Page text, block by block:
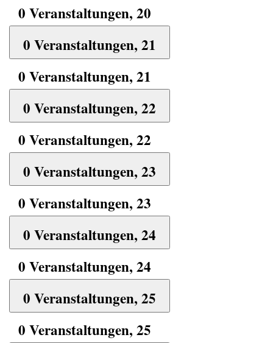
0 Veranstaltungen, 20
0 Veranstaltungen, 21
0 Veranstaltungen, 21
0 Veranstaltungen, 22
0 Veranstaltungen, 22
0 Veranstaltungen, 23
0 Veranstaltungen, 23
0 Veranstaltungen, 24
0 Veranstaltungen, 24
0 Veranstaltungen, 25
0 Veranstaltungen, 25